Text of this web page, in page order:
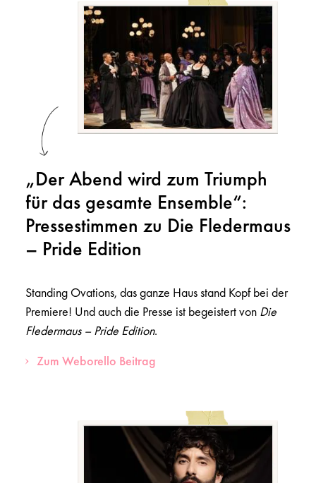
„Der Abend wird zum Triumph
für das gesamte Ensemble“:
Pressestimmen zu Die Fledermaus
– Pride Edition
Standing Ovations, das ganze Haus stand Kopf bei der
Premiere! Und auch die Presse ist begeistert von Die
Fledermaus – Pride Edition.
Zum Weborello Beitrag